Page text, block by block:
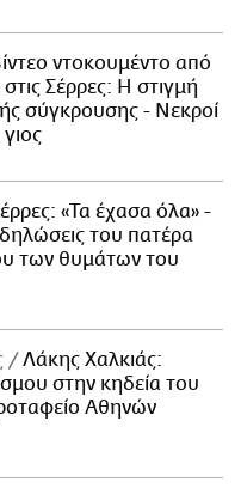
ντοκουμέντο από
Σέρρες: Η στιγμή
σύγκρουσης - Νεκροί
«Τα έχασα όλα» -
του πατέρα
των θυμάτων του
Λάκης Χαλκιάς:
στην κηδεία του
Αθηνών